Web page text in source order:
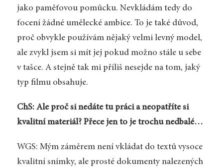
jako paměťovou pomůcku. Nevkládám tedy do
focení žádné umělecké ambice. To je také důvod,
proč obvykle používám nějaký velmi levný model,
ale zvykl jsem si mít jej pokud možno stále u sebe
v tašce. A stejně tak mi příliš nesejde na tom, jaký
typ filmu obsahuje.
ChS: Ale proč si nedáte tu práci a neopatříte si
kvalitní materiál? Přece jen to je trochu nedbalé…
WGS: Mým záměrem není vkládat do textů vysoce
kvalitní snímky, ale prosté dokumenty nalezených